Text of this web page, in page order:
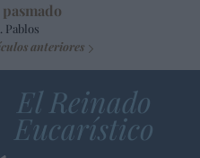
Pablos
anteriores
El Reinado
Eucarístico